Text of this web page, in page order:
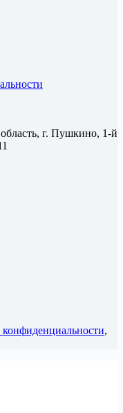
г. Пушкино, 1-й
,